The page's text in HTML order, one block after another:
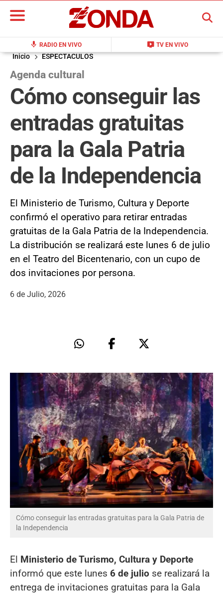
mic RADIO EN VIVO live_tv TV EN VIVO
BUSCAR
Inicio ESPECTACULOS
Agenda cultural
Cómo conseguir las
entradas gratuitas
para la Gala Patria
de la Independencia
El Ministerio de Turismo, Cultura y Deporte
confirmó el operativo para retirar entradas
gratuitas de la Gala Patria de la Independencia.
La distribución se realizará este lunes 6 de julio
en el Teatro del Bicentenario, con un cupo de
dos invitaciones por persona.
6 de Julio, 2026
Cómo conseguir las entradas gratuitas para la Gala Patria de
la Independencia
El Ministerio de Turismo, Cultura y Deporte
informó que este lunes 6 de julio se realizará la
entrega de invitaciones gratuitas para la Gala